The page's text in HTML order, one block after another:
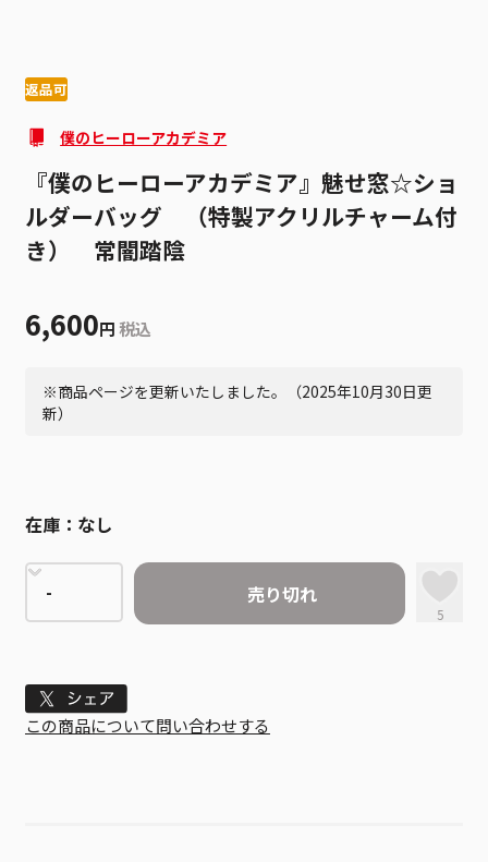
返品可
僕のヒーローアカデミア
『僕のヒーローアカデミア』魅せ窓☆ショ
ルダーバッグ （特製アクリルチャーム付
き） 常闇踏陰
6,600円 税込
※商品ページを更新いたしました。（2025年10月30日更
新）
在庫： なし
売り切れ
5
Tweet
この商品について問い合わせする